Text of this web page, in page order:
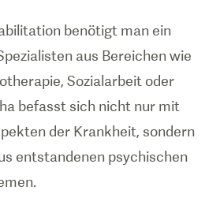
benötigt man ein
aus Bereichen wie
Sozialarbeit oder
befasst sich nicht nur mit
der Krankheit, sondern
entstandenen psychischen